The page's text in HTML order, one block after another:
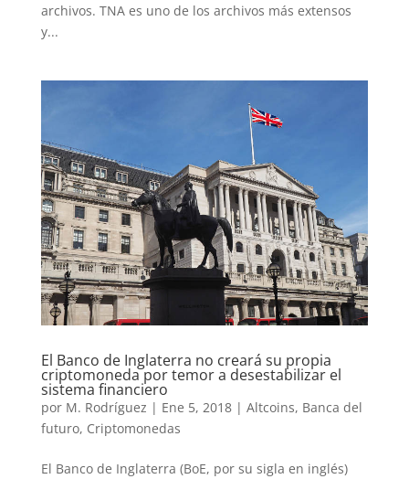
archivos. TNA es uno de los archivos más extensos
y...
El Banco de Inglaterra no creará su propia
criptomoneda por temor a desestabilizar el
sistema financiero
por M. Rodríguez | Ene 5, 2018| Altcoins, Banca del
futuro, Criptomonedas
El Banco de Inglaterra (BoE, por su sigla en inglés)